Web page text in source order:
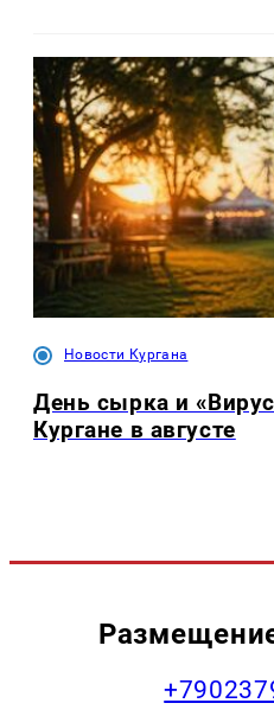
Новости Кургана
День сырка и
Кургане в августе